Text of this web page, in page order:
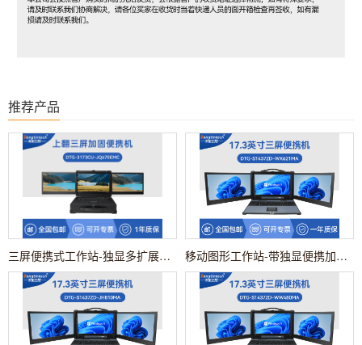
推荐产品
三屏便携式工作站-独显多扩展工业电脑|DTG-3173CU-JQ670EMC 移动图形工作站-带独显便携加固机|DTG-S1437ZD-WX621MA